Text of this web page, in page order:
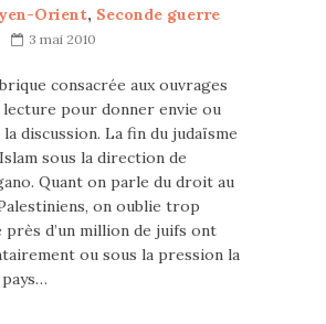
Orient, Seconde guerre
3 mai 2010
consacrée aux ouvrages
lecture pour donner envie ou
discussion. La fin du judaïsme
sous la direction de
Quant on parle du droit au
on oublie trop
près d’un million de juifs ont
ou sous la pression la